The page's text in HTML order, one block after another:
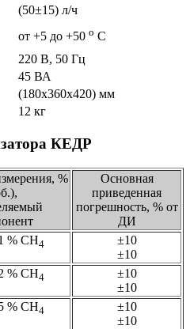
(50±15) л/ч
от +5 до +50 о С
220 В, 50 Гц
45 ВА
(180х360х420) мм
12 кг
КЕДР
%
Основная
приведенная
погрешность, % от
ДИ
% СН4
±10
±10
% СН4
±10
±10
% СН4
±10
±10